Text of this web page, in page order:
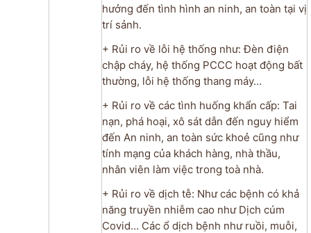
hưởng đến tình hình an ninh, an toàn tại vị
trí sảnh.
+ Rủi ro về lỗi hệ thống như: Đèn điện
chập cháy, hệ thống PCCC hoạt động bất
thường, lỗi hệ thống thang máy…
+ Rủi ro về các tình huống khẩn cấp: Tai
nạn, phá hoại, xô sát dẫn đến nguy hiểm
đến An ninh, an toàn sức khoẻ cũng như
tính mạng của khách hàng, nhà thầu,
nhân viên làm việc trong toà nhà.
+ Rủi ro về dịch tễ: Như các bệnh có khả
năng truyền nhiễm cao như Dịch cúm
Covid… Các ổ dịch bệnh như ruồi, muỗi,